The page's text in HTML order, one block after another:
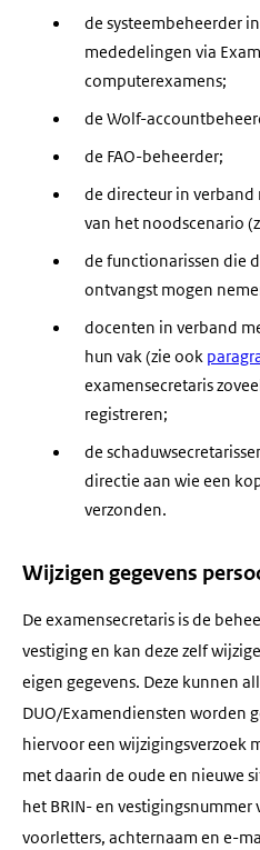
de systeembeheerder
mededelingen via
computerexamens;
de Wolf-
de FAO-beheerder;
de directeur in
van het noodscenario
de functionarissen die
ontvangst mogen
docenten in verband
hun vak (zie ook
examensecretaris
registreren;
de
directie aan wie een
verzonden.
Wijzigen gegevens
De examensecretaris is de
vestiging en kan deze zelf
eigen gegevens. Deze kunnen
DUO/Examendiensten worden
hiervoor een wijzigingsverzoek
met daarin de oude en nieuwe
het BRIN- en
voorletters, achternaam en e-